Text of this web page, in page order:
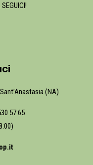
(NA)
57 65